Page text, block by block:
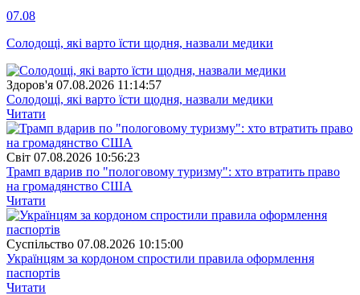
07.08
Солодощі, які варто їсти щодня, назвали медики
Здоров'я 07.08.2026 11:14:57
Солодощі, які варто їсти щодня, назвали медики
Читати
Свiт 07.08.2026 10:56:23
Трамп вдарив по "пологовому туризму": хто втратить право
на громадянство США
Читати
Суспiльство 07.08.2026 10:15:00
Українцям за кордоном спростили правила оформлення
паспортів
Читати